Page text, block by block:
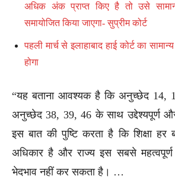
अधिक अंक प्राप्त किए है तो उसे
समायोजित किया जाएगा- सुप्रीम कोर्ट
पहली मार्च से इलाहाबाद हाई कोर्ट का
होगा
“यह बताना आवश्यक है कि अनुच्छेद 14,
अनुच्छेद 38, 39, 46 के साथ उद्देश्यपूर्ण और
इस बात की पुष्टि करता है कि शिक्षा हर
अधिकार है और राज्य इस सबसे
भेदभाव नहीं कर सकता है। …